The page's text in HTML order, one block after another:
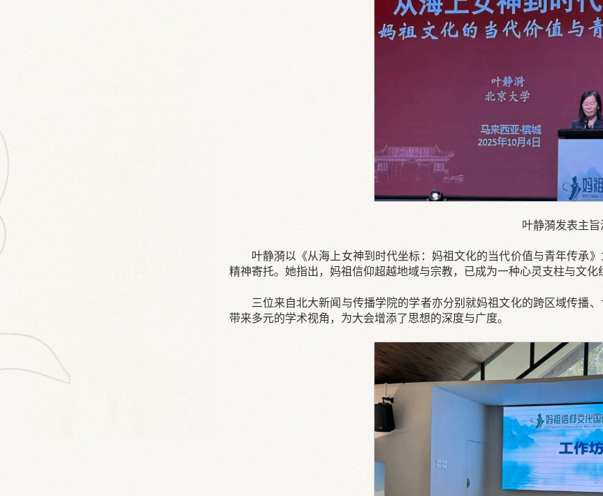
叶静漪发表主旨
叶静漪以《从海上女神到时代坐标：妈祖文化的当代价值与青年传承
精神寄托。她指出，妈祖信仰超越地域与宗教，已成为一种心灵支柱与文化
三位来自北大新闻与传播学院的学者亦分别就妈祖文化的跨区域传播
带来多元的学术视角，为大会增添了思想的深度与广度。